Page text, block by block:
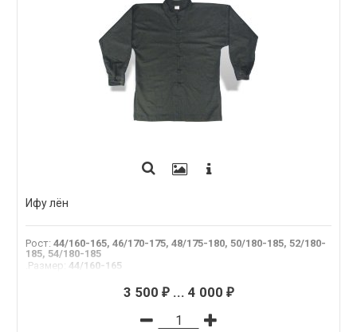
Ифу лён
Рост: 44/160-165, 46/170-175, 48/175-180, 50/180-185, 52/180-
185, 54/180-185
.Размер : 44/160-165
3 500 ₽... 4 000 ₽